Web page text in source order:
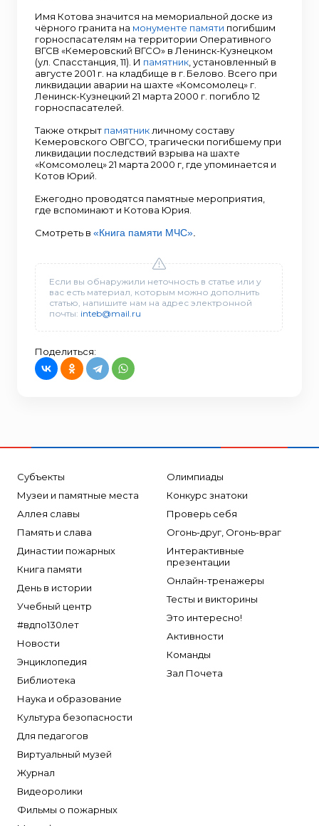
Имя Котова значится на мемориальной доске из
чёрного гранита на монументе памяти погибшим
горноспасателям на территории Оперативного
ВГСВ «Кемеровский ВГСО» в Ленинск-Кузнецком
(ул. Спасстанция, 11). И памятник , установленный в
августе 2001 г. на кладбище в г. Белово. Всего при
ликвидации аварии на шахте «Комсомолец» г.
Ленинск-Кузнецкий 21 марта 2000 г. погибло 12
горноспасателей.
Также открыт памятник личному составу
Кемеровского ОВГСО, трагически погибшему при
ликвидации последствий взрыва на шахте
«Комсомолец» 21 марта 2000 г, где упоминается и
Котов Юрий.
Ежегодно проводятся памятные мероприятия,
где вспоминают и Котова Юрия.
Смотреть в «Книга памяти МЧС»
Если вы обнаружили неточность в статье или у
вас есть материал, которым можно дополнить
статью, напишите нам на адрес электронной
почты: inteb@mail.ru
Поделиться:
Субъекты
Музеи и памятные места
Аллея славы
Память и слава
Династии пожарных
Книга памяти
День в истории
Учебный центр
#вдпо130лет
Новости
Энциклопедия
Библиотека
Наука и образование
Культура безопасности
Для педагогов
Виртуальный музей
Журнал
Видеоролики
Фильмы о пожарных
Олимпиады
Конкурс знатоки
Проверь себя
Огонь-друг, Огонь-враг
Интерактивные
презентации
Онлайн-тренажеры
Тесты и викторины
Это интересно!
Активности
Команды
Зал Почета